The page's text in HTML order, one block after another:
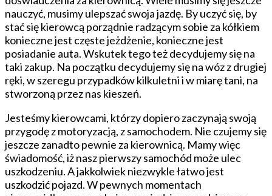
nauczyć, musimy ulepszać swoja jazdę. By uczyć się, by
stać się kierowcą porządnie radzącym sobie za kółkiem
konieczne jest częste jeżdżenie, konieczne jest
posiadanie auta. Wskutek tego też decydujemy się na
taki zakup. Na początku decydujemy się na wóz z drugiej
ręki, w szeregu przypadków kilkuletni i w miarę tani, na
stworzoną przez nas kieszeń.
Jesteśmy kierowcami, którzy dopiero zaczynają swoją
przygodę z motoryzacją, z samochodem. Nie czujemy się
jeszcze zanadto pewnie za kierownicą. Mamy więc
świadomość, iż nasz pierwszy samochód może ulec
uszkodzeniu. A jakkolwiek niezwykle łatwo jest
uszkodzić pojazd. W pewnych momentach